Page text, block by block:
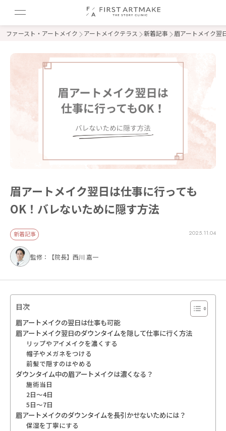
ファースト・アートメイク アートメイクテラス 新着記事 眉アートメイク翌
眉アートメイク翌日は仕事に行っても
OK！バレないために隠す方法
新着記事 2025.11.04
監修：【院長】西川 嘉一
目次
眉アートメイクの翌日は仕事も可能
眉アートメイク翌日のダウンタイムを隠して仕事に行く方法
リップやアイメイクを濃くする
帽子やメガネをつける
前髪で隠すのはやめる
ダウンタイム中の眉アートメイクは濃くなる？
施術当日
2日〜4日
5日〜7日
眉アートメイクのダウンタイムを長引かせないためには？
保湿を丁寧にする